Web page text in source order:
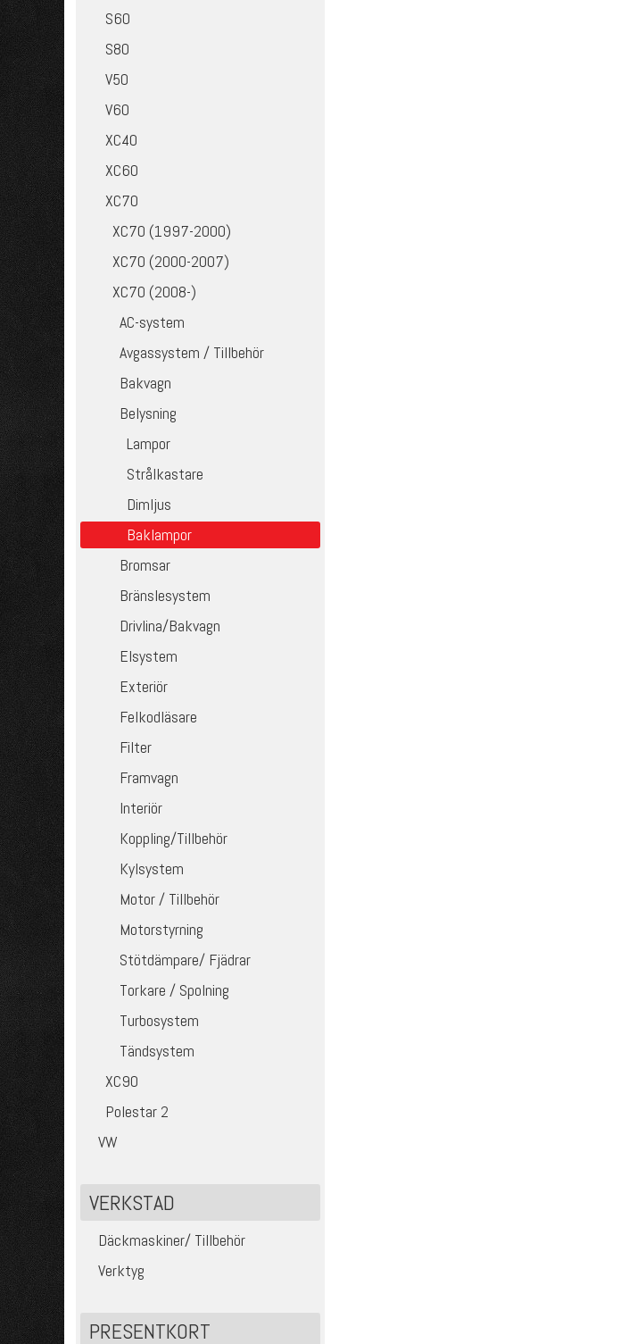
S60
S80
V50
V60
XC40
XC60
XC70
XC70 (1997-2000)
XC70 (2000-2007)
XC70 (2008-)
AC-system
Avgassystem / Tillbehör
Bakvagn
Belysning
Lampor
Strålkastare
Dimljus
Baklampor
Bromsar
Bränslesystem
Drivlina/Bakvagn
Elsystem
Exteriör
Felkodläsare
Filter
Framvagn
Interiör
Koppling/Tillbehör
Kylsystem
Motor / Tillbehör
Motorstyrning
Stötdämpare/ Fjädrar
Torkare / Spolning
Turbosystem
Tändsystem
XC90
Polestar 2
VW
VERKSTAD
Däckmaskiner/ Tillbehör
Verktyg
PRESENTKORT